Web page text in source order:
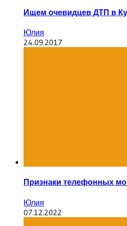
Ищем очевидцев ДТП в
Юлия
24.09.2017
Признаки телефонных
Юлия
07.12.2022